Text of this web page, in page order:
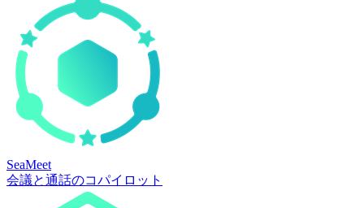
SeaMeet
会議と通話のコパイロット